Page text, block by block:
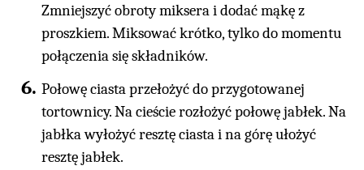
Zmniejszyć obroty miksera i dodać mąkę z
proszkiem. Miksować krótko, tylko do momentu
połączenia się składników.
Połowę ciasta przełożyć do przygotowanej
tortownicy. Na cieście rozłożyć połowę jabłek. Na
jabłka wyłożyć resztę ciasta i na górę ułożyć
resztę jabłek.